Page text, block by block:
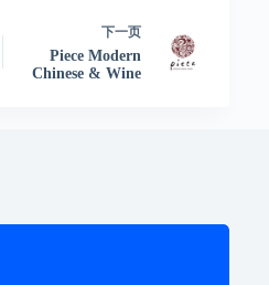
下一页
Piece Modern
Chinese & Wine